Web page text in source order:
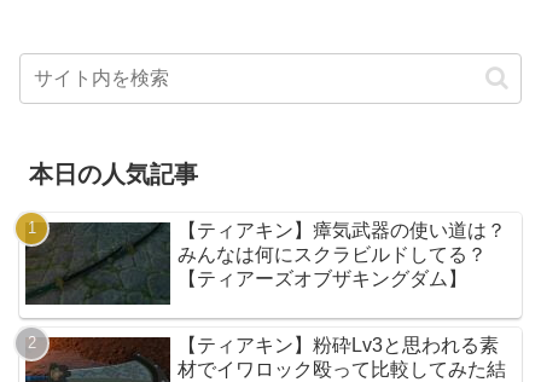
本日の人気記事
【ティアキン】瘴気武器の使い道は？
みんなは何にスクラビルドしてる？
【ティアーズオブザキングダム】
【ティアキン】粉砕Lv3と思われる素
材でイワロック殴って比較してみた結